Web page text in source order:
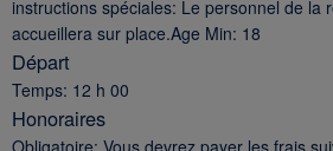
instructions spéciales: Le personnel de la
accueillera sur place.Age Min: 18
Départ
Temps: 12 h 00
Honoraires
Obligatoire: Vous devrez payer les frais